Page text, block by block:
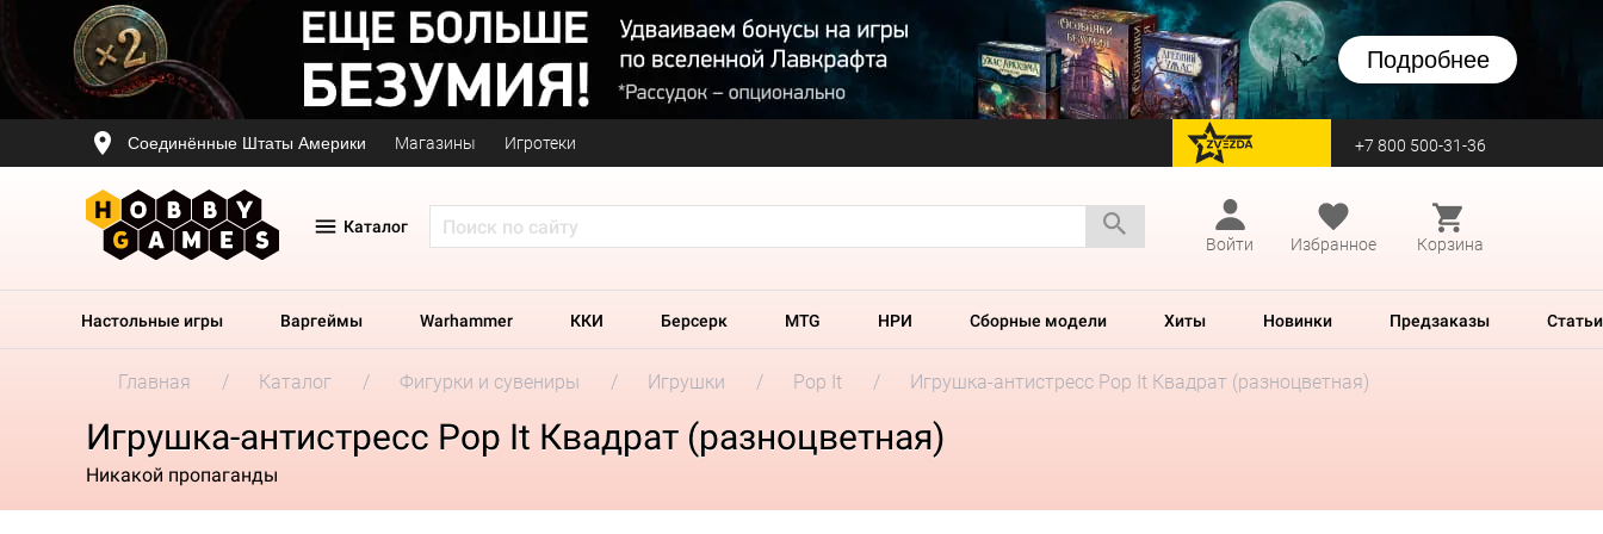
Подробнее
Соединённые Штаты Америки Магазины Игротеки перейти на Zvezda +7 800 500-31-36
Каталог
Войти
Избранное Корзина
Настольные игры Варгеймы Warhammer ККИ Берсерк MTG НРИ Сборные модели Хиты Новинки Предзаказы Статьи
Главная Каталог Фигурки и сувениры Игрушки Pop It Игрушка-антистресс Pop It Квадрат (разноцветная)
Игрушка-антистресс Pop It Квадрат (разноцветная)
Никакой пропаганды